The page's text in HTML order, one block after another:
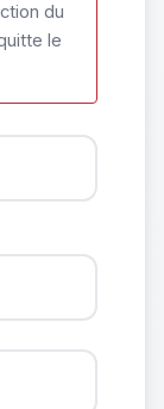
du
le